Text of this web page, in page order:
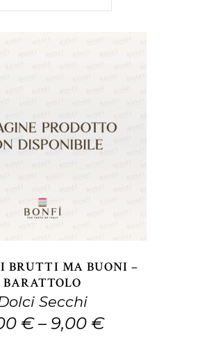
SCEGLI Questo
prodotto
varianti.
Le
opzioni
possono
essere
scelte
BRUTTI MA BUONI –
BARATTOLO
Secchi
€– 9,00 €